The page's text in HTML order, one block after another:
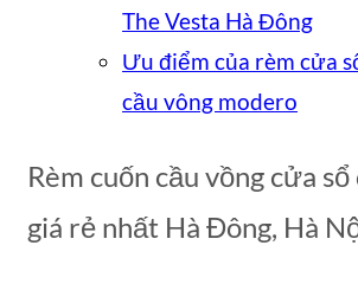
The Vesta Hà Đông
Ưu điểm của rèm cửa
cầu vông modero
Rèm cuốn cầu vồng cửa
giá rẻ nhất Hà Đông, Hà